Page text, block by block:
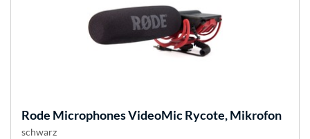
Rode MicrophonesVideoMic Rycote, Mikrofon
schwarz